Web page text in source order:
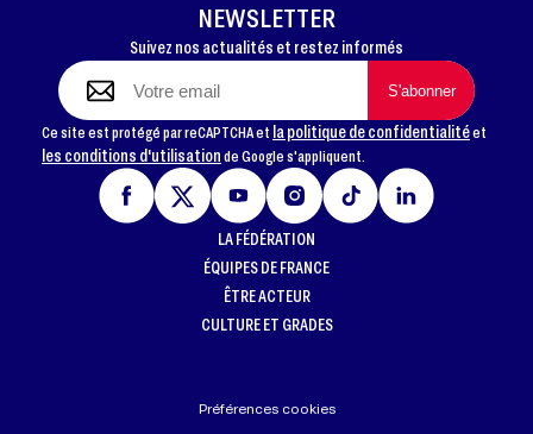
NEWSLETTER
Suivez nos actualités et restez informés
Ce site est protégé par reCAPTCHA et la politique de confidentialitéet
les conditions d'utilisationde Google s'appliquent.
LA FÉDÉRATION
ÉQUIPES DE FRANCE
ÊTRE ACTEUR
CULTURE ET GRADES
Préférences cookies